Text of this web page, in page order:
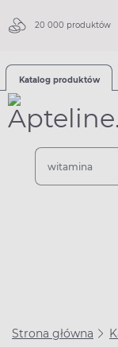
20 000 produktów
Katalog produktów
Strona główna